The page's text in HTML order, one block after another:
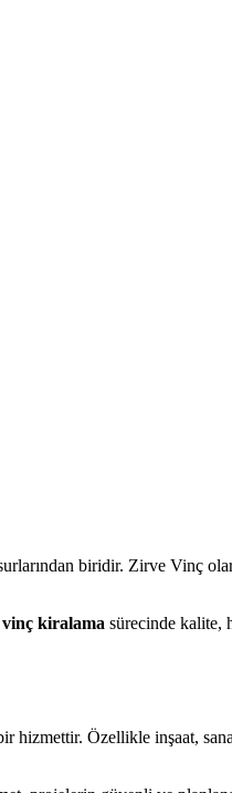
biridir. Zirve Vinç
vinç kiralama sürecinde kalite,
hizmettir. Özellikle inşaat,